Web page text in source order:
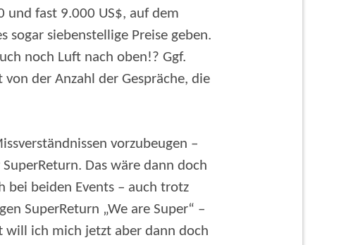
und fast 9.000 US$, auf dem
sogar siebenstellige Preise geben.
noch Luft nach oben!? Ggf.
der Anzahl der Gespräche, die
vorzubeugen –
Das wäre dann doch
bei beiden Events – auch trotz
SuperReturn „We are Super“ –
will ich mich jetzt aber dann doch